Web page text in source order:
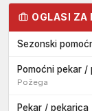
OGLASI ZA
Sezonski
Pomoćni pekar
Požega
Pekar / pekarica